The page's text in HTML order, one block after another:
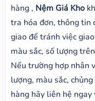
hàng , Nệm Giá Kho
tra hóa đơn, thông tin
giao để tránh việc
màu sắc, số lượng
Nếu trường hợp nhân
lượng, màu sắc,
hàng hãy liên hệ ngay